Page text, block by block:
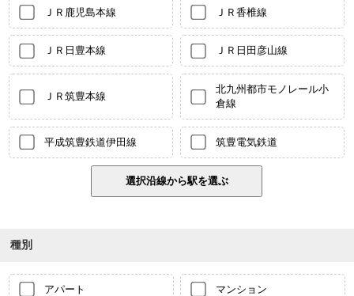
ＪＲ鹿児島本線 ＪＲ香椎線
ＪＲ日豊本線 ＪＲ日田彦山線
ＪＲ筑豊本線
北九州都市モノレール小
倉線
平成筑豊鉄道伊田線 筑豊電気鉄道
種別
アパート マンション